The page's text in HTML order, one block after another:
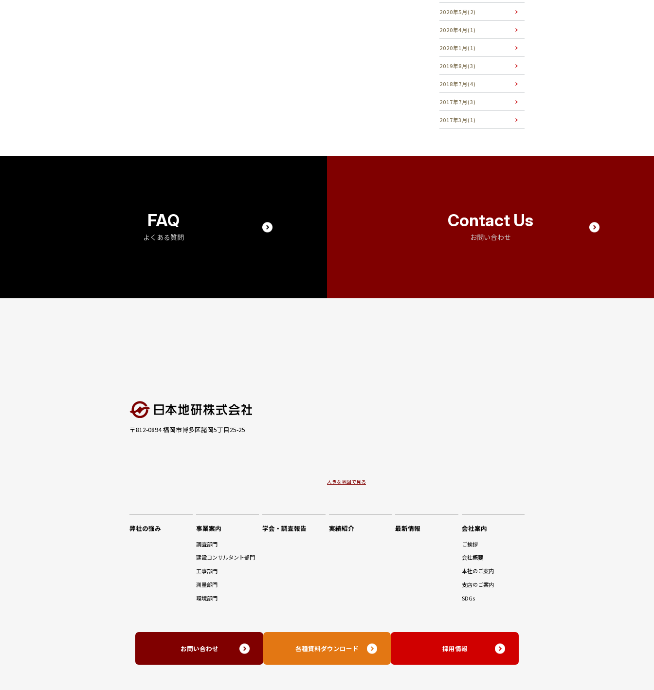
2020年5月(2)
2020年4月(1)
2020年1月(1)
2019年8月(3)
2018年7月(4)
2017年7月(3)
2017年3月(1)
FAQ
よくある質問
Contact Us
お問い合わせ
〒812-0894 福岡市博多区諸岡5丁目25-25
大きな地図で見る
弊社の強み 事業案内
調査部門
建設コンサルタント部門
工事部門
測量部門
環境部門
学会・調査報告 実績紹介 最新情報 会社案内
ご挨拶
会社概要
本社のご案内
支店のご案内
SDGs
お問い合わせ 各種資料ダウンロード 採用情報